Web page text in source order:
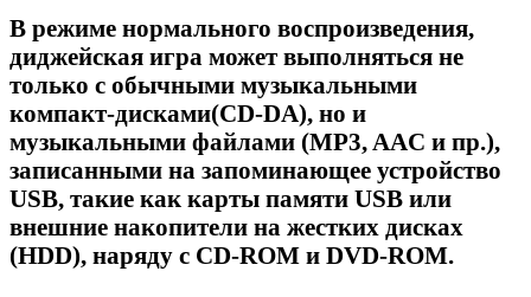
В режиме нормального воспроизведения,
диджейская игра может выполняться не
только с обычными музыкальными
компакт-дисками(CD-DA), но и
музыкальными файлами (MP3, AAC и пр.),
записанными на запоминающее устройство
USB, такие как карты памяти USB или
внешние накопители на жестких дисках
(HDD), наряду с CD-ROM и DVD-ROM.